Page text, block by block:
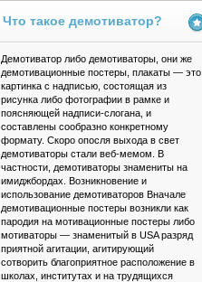
Что такое демотиватор?
Демотиватор либо демотиваторы, они же
демотивационные постеры, плакаты — это
картинка с надписью, состоящая из
рисунка либо фотографии в рамке и
поясняющей надписи-слогана, и
составлены сообразно конкретному
формату. Скоро опосля выхода в свет
демотиваторы стали веб-мемом. В
частности, демотиваторы знамениты на
имиджбордах. Возникновение и
использование демотиваторов Вначале
демотивационные постеры возникли как
пародия на мотивационные постеры либо
мотиваторы — знаменитый в USA разряд
приятной агитации, агитирующий
сотворить благоприятное расположение в
школах, институтах и на трудящихся